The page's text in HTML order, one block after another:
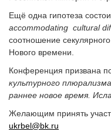
Ещё одна гипотеза
аccommodating cultural
соотношение
Нового времени.
Конференция призвана
культурного
раннее новое время.
Желающим принять
ukrbel@bk.ru